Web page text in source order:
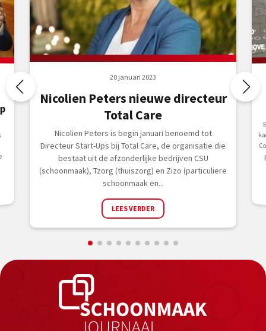
20 januari 2023
Nicolien Peters nieuwe directeur
Total Care
Nicolien Peters is begin januari benoemd tot
Directeur Start-Ups bij Total Care, de organisatie die
bestaat uit de afzonderlijke bedrijven CSU
(schoonmaak), Tzorg (thuiszorg) en Zizo (particuliere
schoonmaak en...
LEES VERDER